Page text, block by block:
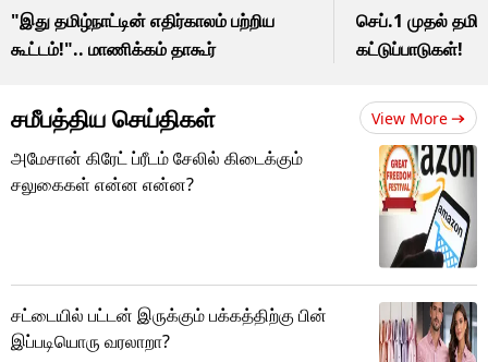
"இது தமிழ்நாட்டின் எதிர்காலம் பற்றிய
கூட்டம்!".. மாணிக்கம் தாகூர்
செப்.1 முதல்
கட்டுப்பாடுகள்!
சமீபத்திய செய்திகள் View More
அமேசான் கிரேட் ப்ரீடம் சேலில் கிடைக்கும்
சலுகைகள் என்ன என்ன?
சட்டையில் பட்டன் இருக்கும் பக்கத்திற்கு பின்
இப்படியொரு வரலாறா?